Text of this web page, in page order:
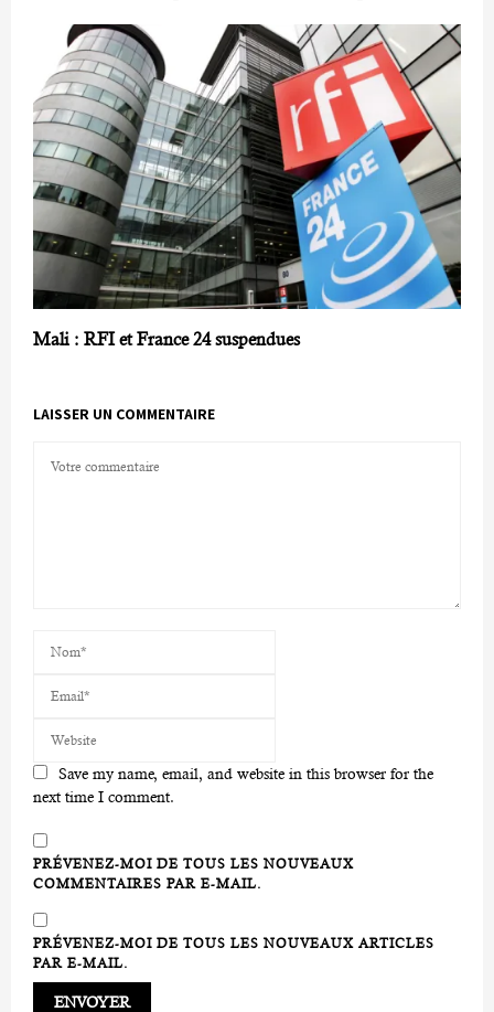
Mali : RFI et France 24 suspendues
LAISSER UN COMMENTAIRE
Save my name, email, and website in this browser for the
next time I comment.
PRÉVENEZ-MOI DE TOUS LES NOUVEAUX
COMMENTAIRES PAR E-MAIL.
PRÉVENEZ-MOI DE TOUS LES NOUVEAUX ARTICLES
PAR E-MAIL.